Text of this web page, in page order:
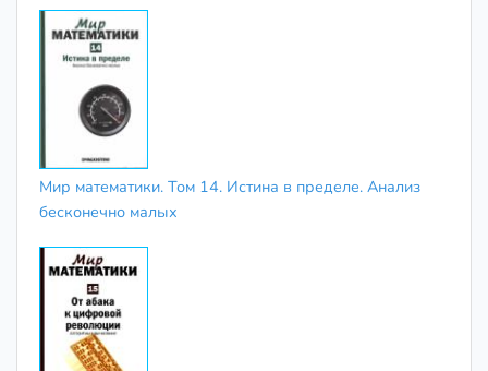
Мир математики. Том 14. Истина в пределе. Анализ
бесконечно малых